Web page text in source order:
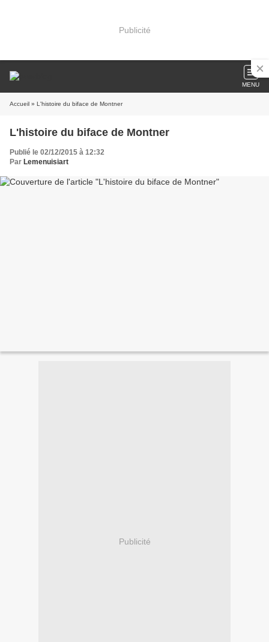
Publicité
MENU
Accueil » L'histoire du biface de Montner
L'histoire du biface de Montner
Publié le 02/12/2015 à 12:32
Par Lemenuisiart
Publicité